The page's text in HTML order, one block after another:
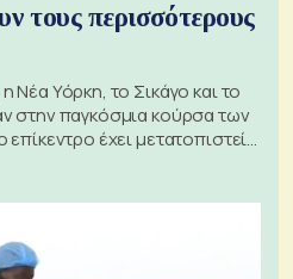
τους περισσότερους
Υόρκη, το Σικάγο και το
στην παγκόσμια κούρσα των
έχει μετατοπιστεί